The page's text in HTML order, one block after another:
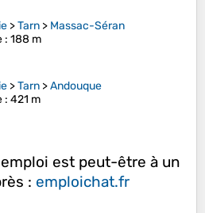
>Tarn > Massac-Séran
: 188 m
>Tarn >Andouque
: 421 m
est peut-être à un
: emploichat.fr